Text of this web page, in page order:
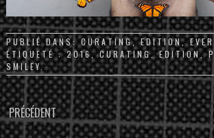
PUBLIÉ DANS:CURATING,EDITION,
ÉTIQUETÉ :2016,CURATING,EDITION,
SMILEY.
PARCOURIR
PRÉCÉDENT